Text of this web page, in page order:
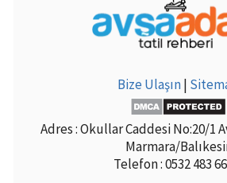
Bize Ulaşın|
Adres : Okullar Caddesi No:20/1
Marmara/
Telefon : 0532 483